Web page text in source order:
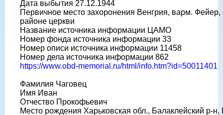
Дата выбытия 27.12.1944
Первичное место захоронения Венгрия, варм. Фейер,
районе церкви
Название источника информации ЦАМО
Номер фонда источника информации 33
Номер описи источника информации 11458
Номер дела источника информации 862
https://www.obd-memorial.ru/html/info.htm?id=50011401
Фамилия Чаговец
Имя Иван
Отчество Прокофьевич
Место рождения Харьковская обл., Балаклейский р-